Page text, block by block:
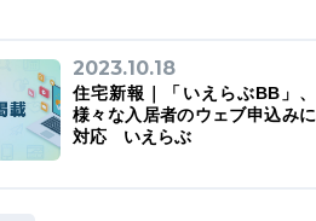
2023.10.18
住宅新報｜「いえらぶBB」、
様々な入居者のウェブ申込みに
対応 いえらぶ